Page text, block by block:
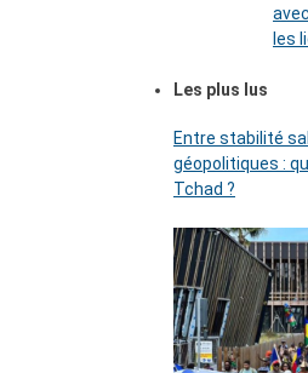
les
Les plus lus
Entre stabilité
géopolitiques :
Tchad ?